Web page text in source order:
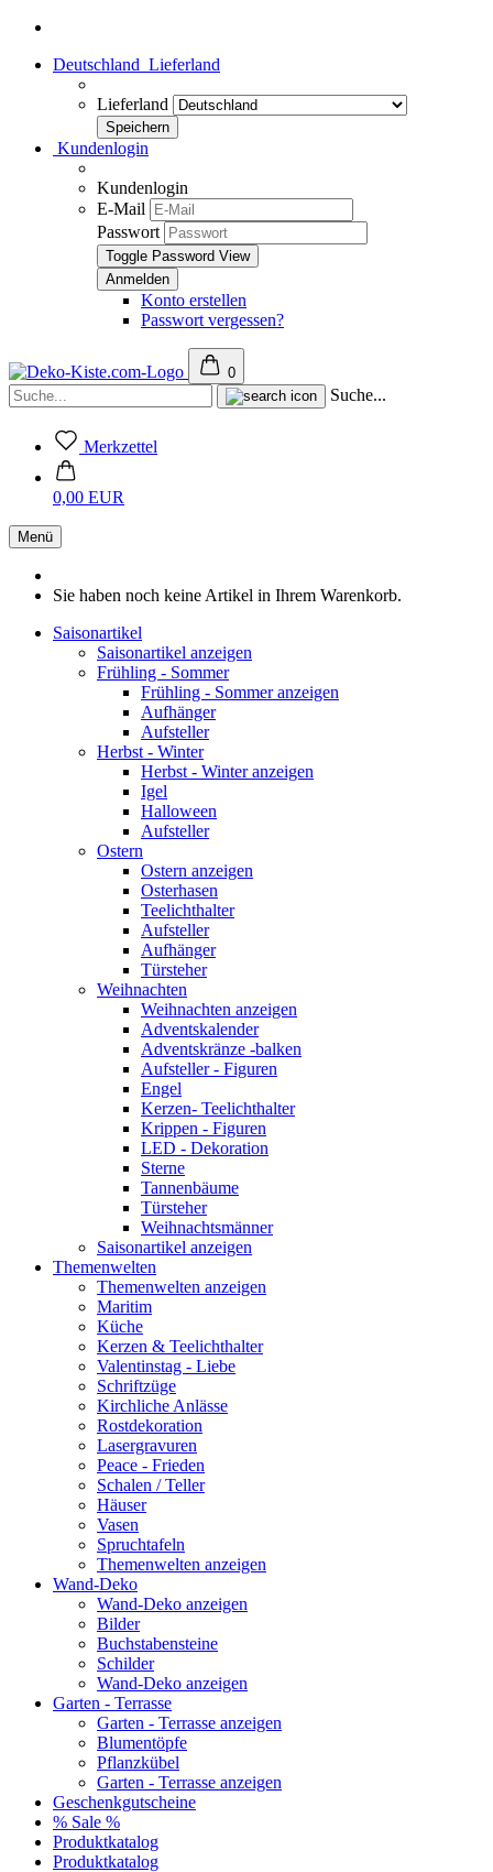
Deutschland Lieferland
Lieferland
Kundenlogin
Kundenlogin
E-Mail
Passwort
Toggle Password View
Konto erstellen
Passwort vergessen?
0
Suche...
Merkzettel
0,00 EUR
Menü
Sie haben noch keine Artikel in Ihrem Warenkorb.
Saisonartikel
Saisonartikel anzeigen
Frühling - Sommer
Frühling - Sommer anzeigen
Aufhänger
Aufsteller
Herbst - Winter
Herbst - Winter anzeigen
Igel
Halloween
Aufsteller
Ostern
Ostern anzeigen
Osterhasen
Teelichthalter
Aufsteller
Aufhänger
Türsteher
Weihnachten
Weihnachten anzeigen
Adventskalender
Adventskränze -balken
Aufsteller - Figuren
Engel
Kerzen- Teelichthalter
Krippen - Figuren
LED - Dekoration
Sterne
Tannenbäume
Türsteher
Weihnachtsmänner
Saisonartikel anzeigen
Themenwelten
Themenwelten anzeigen
Maritim
Küche
Kerzen & Teelichthalter
Valentinstag - Liebe
Schriftzüge
Kirchliche Anlässe
Rostdekoration
Lasergravuren
Peace - Frieden
Schalen / Teller
Häuser
Vasen
Spruchtafeln
Themenwelten anzeigen
Wand-Deko
Wand-Deko anzeigen
Bilder
Buchstabensteine
Schilder
Wand-Deko anzeigen
Garten - Terrasse
Garten - Terrasse anzeigen
Blumentöpfe
Pflanzkübel
Garten - Terrasse anzeigen
Geschenkgutscheine
% Sale %
Produktkatalog
Produktkatalog